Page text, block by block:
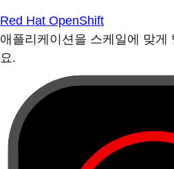
Red Hat OpenShift
애플리케이션을 스케일에 맞게
요.